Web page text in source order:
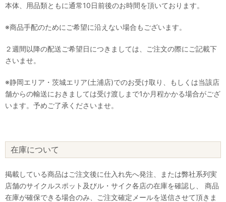
本体、用品類ともに通常10日前後のお時間を頂いております。
※商品手配のためにご希望に沿えない場合もございます。
２週間以降の配送ご希望日につきましては、ご注文の際にご記載下
さいませ。
※静岡エリア・茨城エリア(土浦店)でのお受け取り、もしくは当該店
舗からの輸送におきましては受け渡しまで1か月程かかる場合がござ
います。予めご了承くださいませ。
在庫について
掲載している商品はご注文後に仕入れ先へ発注、または弊社系列実
店舗のサイクルスポット及びル・サイク各店の在庫を確認し、 商品
在庫が確保できる場合のみ、ご注文確定メールを送信させて頂きま